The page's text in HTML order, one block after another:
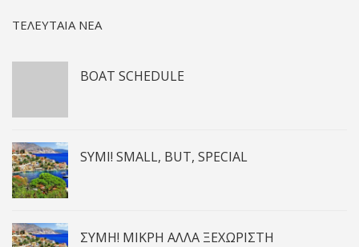
ΤΕΛΕΥΤΑΙΑ ΝΕΑ
BOAT SCHEDULE
SYMI! SMALL, BUT, SPECIAL
ΣΎΜΗ! ΜΙΚΡΉ ΑΛΛΆ ΞΕΧΩΡΙΣΤΉ